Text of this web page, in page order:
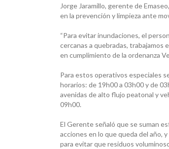
Jorge Jaramillo, gerente de
en la prevención y limpieza ante
“Para evitar inundaciones, el
cercanas a quebradas, trabajamos
en cumplimiento de la ordenanza
Para estos operativos especiales
horarios: de 19h00 a 03h00 y de
avenidas de alto flujo peatonal y
09h00.
El Gerente señaló que se suman
acciones en lo que queda del año,
para evitar que residuos